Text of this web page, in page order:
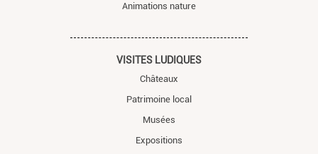
Animations nature
VISITES LUDIQUES
Châteaux
Patrimoine local
Musées
Expositions